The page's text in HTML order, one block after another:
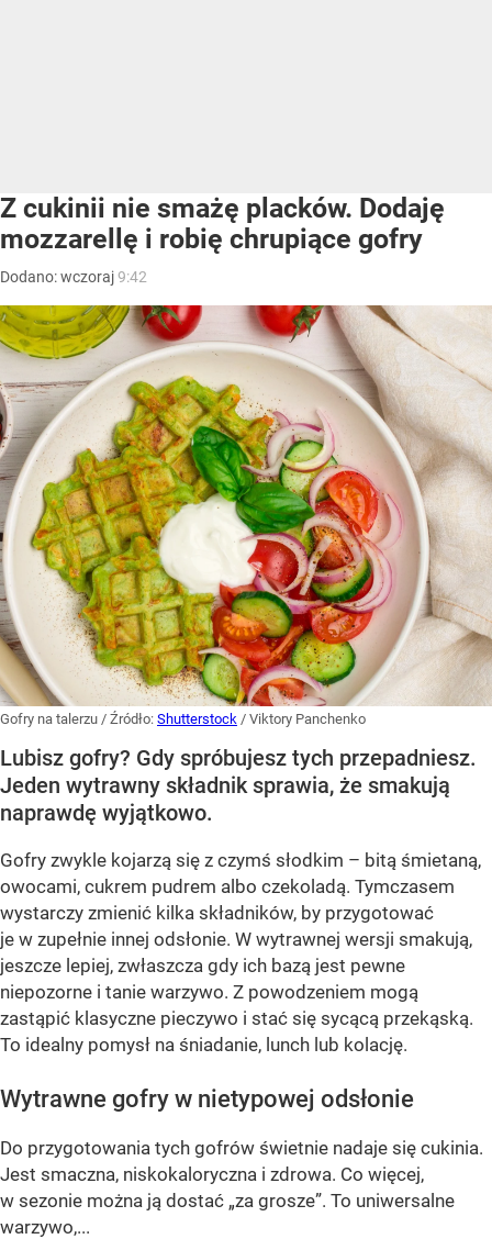
Z cukinii nie smażę placków. Dodaję
mozzarellę i robię chrupiące gofry
Dodano:wczoraj9:42
Gofry na talerzu / Źródło: Shutterstock / Viktory Panchenko
Lubisz gofry? Gdy spróbujesz tych przepadniesz.
Jeden wytrawny składnik sprawia, że smakują
naprawdę wyjątkowo.
Gofry zwykle kojarzą się z czymś słodkim – bitą śmietaną,
owocami, cukrem pudrem albo czekoladą. Tymczasem
wystarczy zmienić kilka składników, by przygotować
je w zupełnie innej odsłonie. W wytrawnej wersji smakują,
jeszcze lepiej, zwłaszcza gdy ich bazą jest pewne
niepozorne i tanie warzywo. Z powodzeniem mogą
zastąpić klasyczne pieczywo i stać się sycącą przekąską.
To idealny pomysł na śniadanie, lunch lub kolację.
Wytrawne gofry w nietypowej odsłonie
Do przygotowania tych gofrów świetnie nadaje się cukinia.
Jest smaczna, niskokaloryczna i zdrowa. Co więcej,
w sezonie można ją dostać „za grosze”. To uniwersalne
warzywo,...